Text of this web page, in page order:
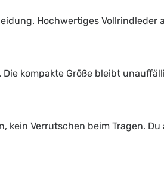
Hochwertiges
kompakte Größe bleibt
kein Verrutschen beim Tragen.